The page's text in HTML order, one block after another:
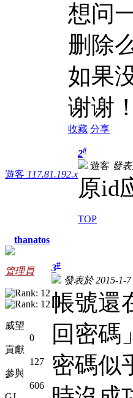
想问
删除
如果
谢谢！
收藏 分享
遊客 117.81.192.x
2#
遊客 發
原id
TOP
thanatos
管理員
威望
0
貢獻
127
參與
606
3#
發表於 2015-1-7
帳號還
回密碼
密碼似